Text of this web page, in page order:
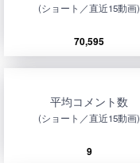
(ショート／直近15動画)
70,595
平均コメント数
(ショート／直近15動画)
9